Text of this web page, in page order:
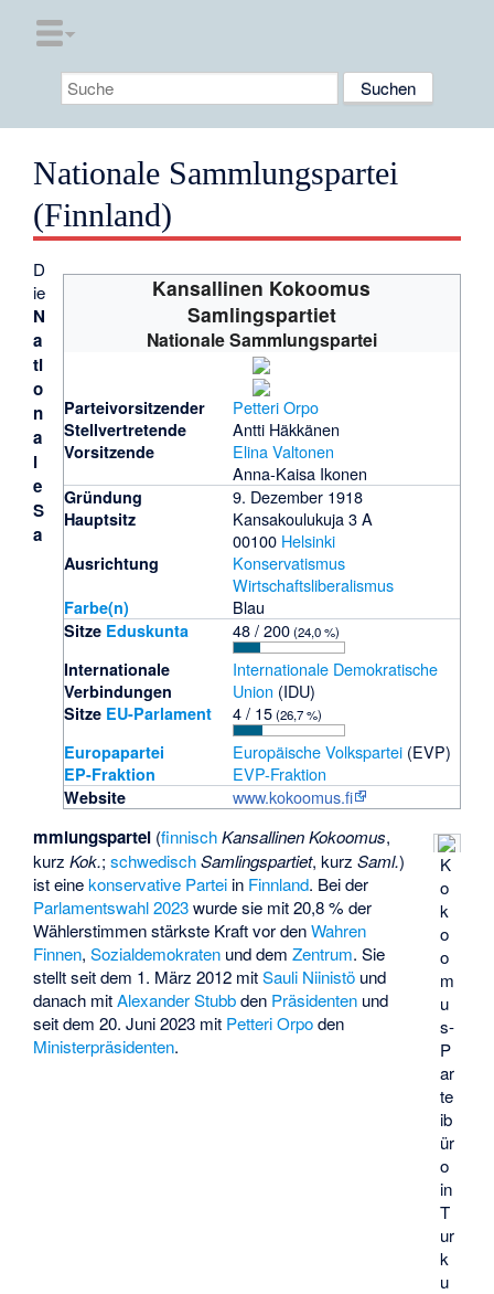
Nationale Sammlungspartei
(Finnland)
Kansallinen Kokoomus
Samlingspartiet
Nationale Sammlungspartei
Partei­vorsitzender Petteri Orpo
Stellvertretende
Vorsitzende
Antti Häkkänen
Elina Valtonen
Anna-Kaisa Ikonen
Gründung 9. Dezember 1918
Hauptsitz
Kansakoulukuja 3 A
00100 Helsinki
Ausrichtung
Konservatismus
Wirtschaftsliberalismus
Farbe(n) Blau
Sitze Eduskunta 48 / 200(24,0 %)
Internationale
Verbindungen
Internationale Demokratische
Union (IDU)
Sitze EU-Parlament 4 / 15(26,7 %)
Europapartei Europäische Volkspartei(EVP)
EP-Fraktion EVP-Fraktion
Website www.kokoomus.fi
K
o
k
o
o
m
u
s-
P
ar
te
ib
ür
o
in
T
ur
k
u
D
ie
N
a
ti
o
n
a
l
e
S
a
mmlungspartei (finnisch Kansallinen Kokoomus,
kurzKok.;schwedisch Samlingspartiet, kurzSaml.)
ist einekonservative Partei in Finnland. Bei der
Parlamentswahl 2023wurde sie mit 20,8 % der
Wählerstimmen stärkste Kraft vor denWahren
Finnen,Sozialdemokraten und demZentrum. Sie
stellt seit dem 1. März 2012 mitSauli Niinistö und
danach mitAlexander Stubbden Präsidenten und
seit dem 20. Juni 2023 mit Petteri Orpoden
Ministerpräsidenten.